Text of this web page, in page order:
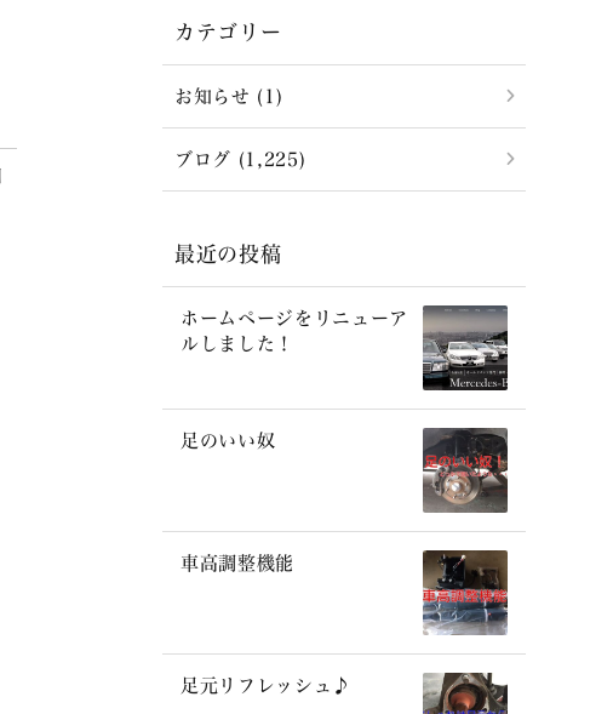
カテゴリー
お知らせ (1)
ブログ (1,225)
最近の投稿
ホームページをリニューア
ルしました！
足のいい奴
車高調整機能
足元リフレッシュ♪